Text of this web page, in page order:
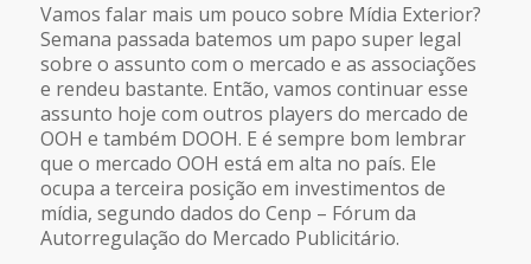
LINK
INCORPORAR
Vamos falar mais um pouco sobre Mídia Exterior?
Semana passada batemos um papo super legal
sobre o assunto com o mercado e as associações
e rendeu bastante. Então, vamos continuar esse
assunto hoje com outros players do mercado de
OOH e também DOOH. E é sempre bom lembrar
que o mercado OOH está em alta no país. Ele
ocupa a terceira posição em investimentos de
mídia, segundo dados do Cenp – Fórum da
Autorregulação do Mercado Publicitário.